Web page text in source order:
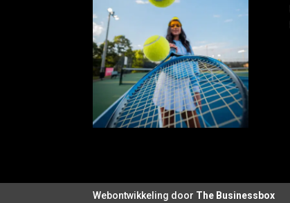
Webontwikkeling door The Businessbox